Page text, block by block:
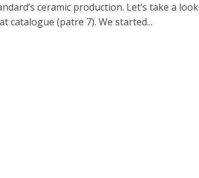
ceramic production. Let’s take a look
catalogue (patre 7). We started...